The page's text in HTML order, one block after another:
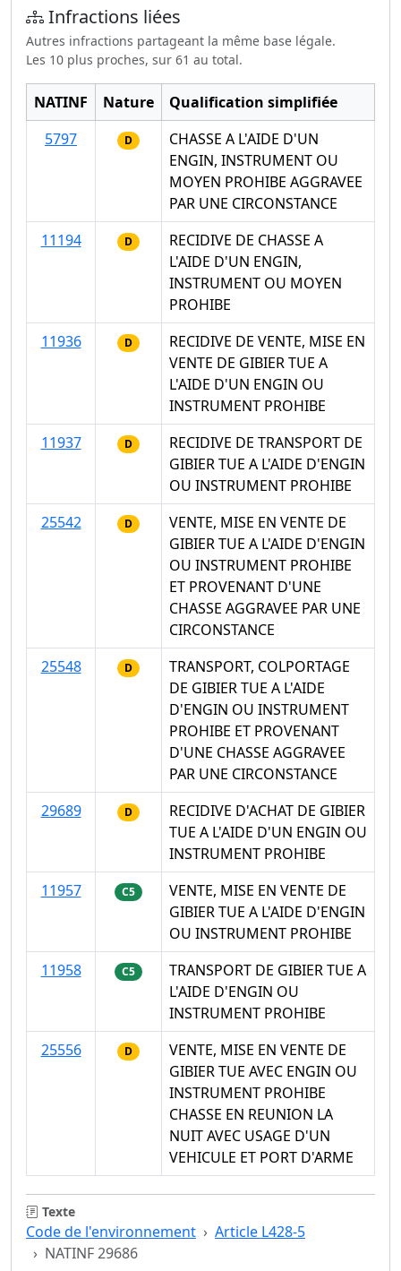
Infractions liées
Autres infractions partageant la même base légale.
Les 10 plus proches, sur 61 au total.
NATINF Nature
Qualification simplifiée
5797
D
CHASSE A L'AIDE D'UN
ENGIN, INSTRUMENT OU
MOYEN PROHIBE AGGRAVEE
PAR UNE CIRCONSTANCE
11194
D
RECIDIVE DE CHASSE A
L'AIDE D'UN ENGIN,
INSTRUMENT OU MOYEN
PROHIBE
11936
D
RECIDIVE DE VENTE, MISE EN
VENTE DE GIBIER TUE A
L'AIDE D'UN ENGIN OU
INSTRUMENT PROHIBE
11937
D
RECIDIVE DE TRANSPORT DE
GIBIER TUE A L'AIDE D'ENGIN
OU INSTRUMENT PROHIBE
25542
D
VENTE, MISE EN VENTE DE
GIBIER TUE A L'AIDE D'ENGIN
OU INSTRUMENT PROHIBE
ET PROVENANT D'UNE
CHASSE AGGRAVEE PAR UNE
CIRCONSTANCE
25548
D
TRANSPORT, COLPORTAGE
DE GIBIER TUE A L'AIDE
D'ENGIN OU INSTRUMENT
PROHIBE ET PROVENANT
D'UNE CHASSE AGGRAVEE
PAR UNE CIRCONSTANCE
29689
D
RECIDIVE D'ACHAT DE GIBIER
TUE A L'AIDE D'UN ENGIN OU
INSTRUMENT PROHIBE
11957
C5
VENTE, MISE EN VENTE DE
GIBIER TUE A L'AIDE D'ENGIN
OU INSTRUMENT PROHIBE
11958
C5
TRANSPORT DE GIBIER TUE A
L'AIDE D'ENGIN OU
INSTRUMENT PROHIBE
25556
D
VENTE, MISE EN VENTE DE
GIBIER TUE AVEC ENGIN OU
INSTRUMENT PROHIBE
CHASSE EN REUNION LA
NUIT AVEC USAGE D'UN
VEHICULE ET PORT D'ARME
Texte
Code de l'environnement
Article L428-5
NATINF 29686